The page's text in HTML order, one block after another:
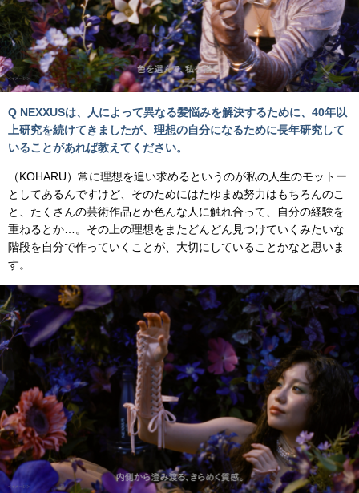
Q NEXXUSは、人によって異なる髪悩みを解決するために、40年以
上研究を続けてきましたが、理想の自分になるために長年研究して
いることがあれば教えてください。
（KOHARU）常に理想を追い求めるというのが私の人生のモットー
としてあるんですけど、そのためにはたゆまぬ努力はもちろんのこ
と、たくさんの芸術作品とか色んな人に触れ合って、自分の経験を
重ねるとか…。その上の理想をまたどんどん見つけていくみたいな
階段を自分で作っていくことが、大切にしていることかなと思いま
す。